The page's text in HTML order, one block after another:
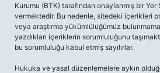
Kurumu (BTK) tarafından onaylanmış bir
vermektedir. Bu nedenle, sitedeki içerikleri
veya araştırma yükümlülüğümüz
yazdıkları içeriklerin sorumluluğunu
bu sorumluluğu kabul etmiş sayılırlar.
Hukuka ve yasal düzenlemelere aykırı